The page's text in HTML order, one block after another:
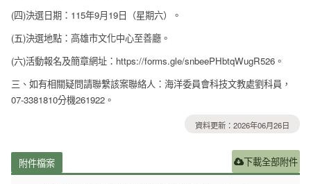
(四)決選日期：115年9月19日（星期六）。
(五)決選地點：高雄市文化中心至善廳。
(六)活動報名及簡章網址：https://forms.gle/snbeePHbtqWugR526。
三、如有相關疑問請聯繫該案聯絡人：海洋委員會科技文教處劉科員，
07-3381810分機261922。
資料更新：2026年06月26日
附件檔案 下載全部附件